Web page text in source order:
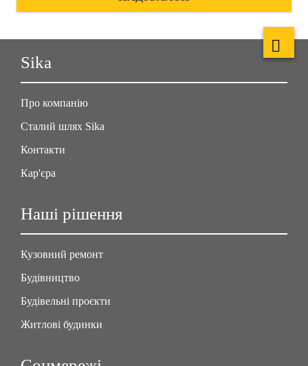
Sika
Про компанію
Сталий шлях Sika
Контакти
Кар'єра
Наші рішення
Кузовний ремонт
Будівництво
Будівельні проєкти
Житлові будинки